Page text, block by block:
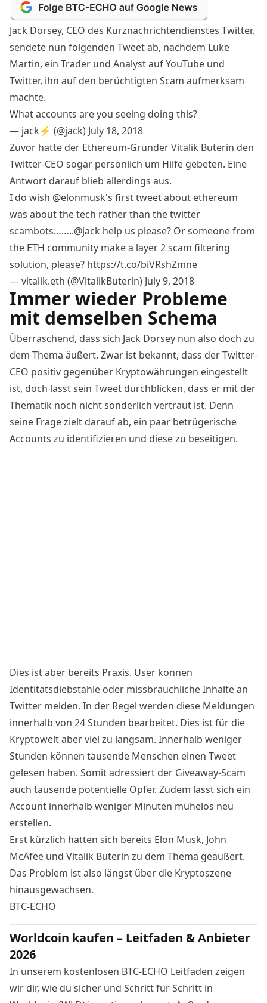
Jack Dorsey, CEO des Kurznachrichtendienstes Twitter,
sendete nun folgenden Tweet ab, nachdem Luke
Martin, ein Trader und Analyst auf YouTube und
Twitter, ihn auf den berüchtigten Scam aufmerksam
machte.
What accounts are you seeing doing this?
— jack⚡️ (@jack) July 18, 2018
Zuvor hatte der Ethereum-Gründer Vitalik Buterin den
Twitter-CEO sogar persönlich um Hilfe gebeten. Eine
Antwort darauf blieb allerdings aus.
I do wish @elonmusk's first tweet about ethereum
was about the tech rather than the twitter
scambots……..@jack help us please? Or someone from
the ETH community make a layer 2 scam filtering
solution, please? https://t.co/biVRshZmne
— vitalik.eth (@VitalikButerin) July 9, 2018
Immer wieder Probleme
mit demselben Schema
Überraschend, dass sich Jack Dorsey nun also doch zu
dem Thema äußert. Zwar ist bekannt, dass der Twitter-
CEO positiv gegenüber Kryptowährungen eingestellt
ist, doch lässt sein Tweet durchblicken, dass er mit der
Thematik noch nicht sonderlich vertraut ist. Denn
seine Frage zielt darauf ab, ein paar betrügerische
Accounts zu identifizieren und diese zu beseitigen.
Dies ist aber bereits Praxis. User können
Identitätsdiebstähle oder missbräuchliche Inhalte an
Twitter melden. In der Regel werden diese Meldungen
innerhalb von 24 Stunden bearbeitet. Dies ist für die
Kryptowelt aber viel zu langsam. Innerhalb weniger
Stunden können tausende Menschen einen Tweet
gelesen haben. Somit adressiert der Giveaway-Scam
auch tausende potentielle Opfer. Zudem lässt sich ein
Account innerhalb weniger Minuten mühelos neu
erstellen.
Erst kürzlich hatten sich bereits Elon Musk, John
McAfee und Vitalik Buterin zu dem Thema geäußert.
Das Problem ist also längst über die Kryptoszene
hinausgewachsen.
BTC-ECHO
Worldcoin kaufen – Leitfaden & Anbieter
2026
In unserem kostenlosen BTC-ECHO Leitfaden zeigen
wir dir, wie du sicher und Schritt für Schritt in